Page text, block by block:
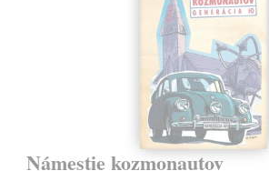
Námestie kozmonautov